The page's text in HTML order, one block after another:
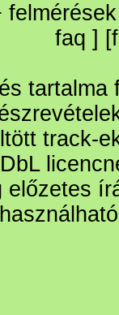
felmérések
faq ] [
track-
előzetes